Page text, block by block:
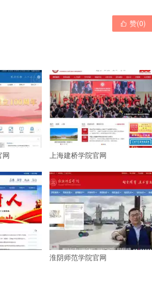
 赞(0)
网 上海建桥学院官网
淮阴师范学院官网